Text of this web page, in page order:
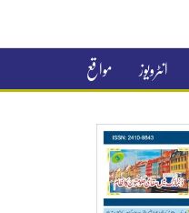
انٹرویوز مواقع